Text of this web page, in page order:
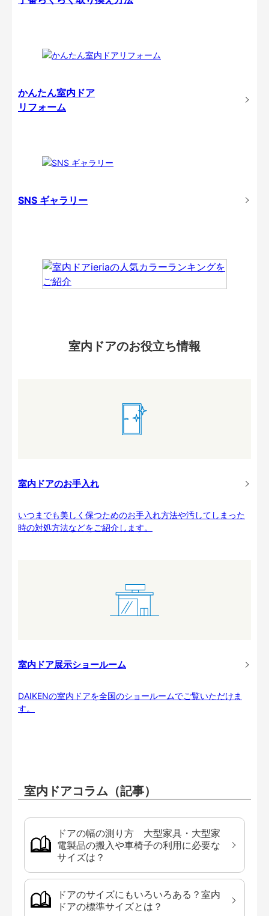
かんたん室内ドア
リフォーム
SNS ギャラリー
室内ドアのお役立ち情報
室内ドアのお手入れ
いつまでも美しく保つためのお手入れ方法や汚してしまった
時の対処方法などをご紹介します。
室内ドア展示ショールーム
DAIKENの室内ドアを全国のショールームでご覧いただけま
す。
室内ドアコラム（記事）
ドアの幅の測り方 大型家具・大型家
電製品の搬入や車椅子の利用に必要な
サイズは？
ドアのサイズにもいろいろある？室内
ドアの標準サイズとは？